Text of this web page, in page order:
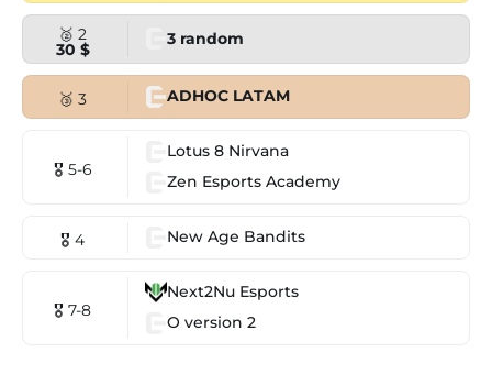
🥈 2
30 $
3 random
🥉 3 ADHOC LATAM
🎖 5-6
Lotus 8 Nirvana
Zen Esports Academy
🎖 4 New Age Bandits
🎖 7-8
Next2Nu Esports
O version 2